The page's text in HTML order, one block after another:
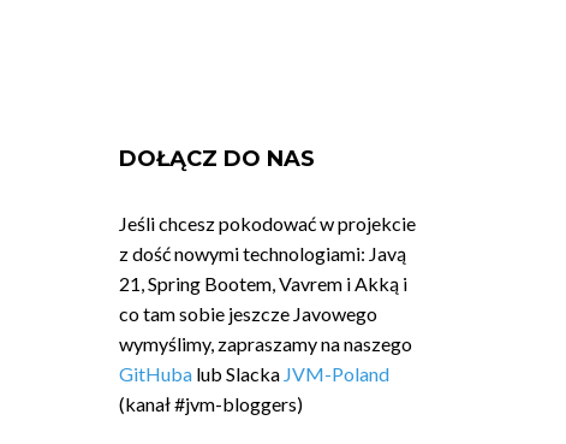
DOŁĄCZ DO NAS
Jeśli chcesz pokodować w projekcie
z dość nowymi technologiami: Javą
21, Spring Bootem, Vavrem i Akką i
co tam sobie jeszcze Javowego
wymyślimy, zapraszamy na naszego
GitHuba lub Slacka JVM-Poland
(kanał #jvm-bloggers)